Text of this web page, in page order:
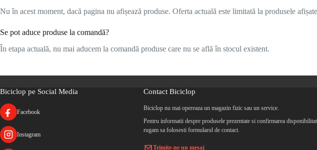
Nu în acest moment, dacă pagina nu afișează produse. Oferta actuală este limitată la produsele
Se pot aduce produse la comandă?
În etapa actuală, nu mai aducem la comandă produse care nu se află în stocul existent.
Biciclop pe Social Media
Facebook
Instagram
Contact Biciclop
Biciclop nu mai opereaza un magazin fizic sau un service.
Pentru informatii despre produsele prezentate si confirmarea
rugam sa folosesti formularul de contact.
Trimite-ne un mesaj